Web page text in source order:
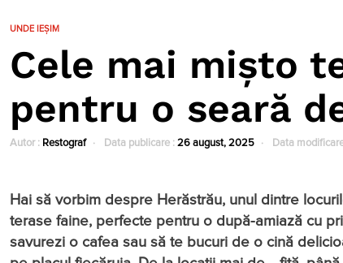
UNDE IEȘIM
Cele mai mișto
pentru o seară
Autor : Restograf Data publicare : 26 august, 2025 Data
Hai să vorbim despre Herăstrău, unul dintre
terase faine, perfecte pentru o după-amiază cu
savurezi o cafea sau să te bucuri de o cină